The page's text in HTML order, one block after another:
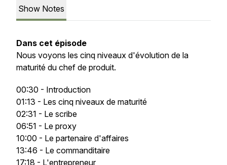
Show Notes
Dans cet épisode
Nous voyons les cinq niveaux d'évolution de la
maturité du chef de produit.
00:30 - Introduction
01:13 - Les cinq niveaux de maturité
02:31 - Le scribe
06:51 - Le proxy
10:00 - Le partenaire d'affaires
13:46 - Le commanditaire
17:18 - L'entrepreneur